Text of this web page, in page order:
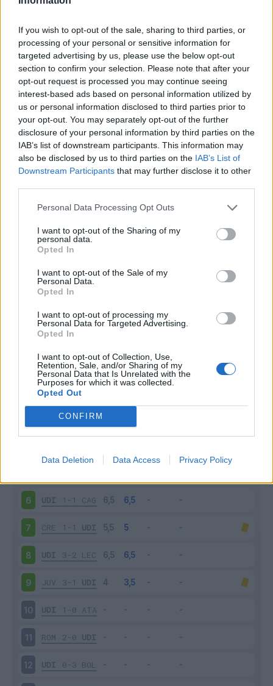
If you wish to opt-out of the sale, sharing to third parties, or
processing of your personal or sensitive information for
targeted advertising by us, please use the below opt-out
section to confirm your selection. Please note that after your
opt-out request is processed you may continue seeing
interest-based ads based on personal information utilized by
us or personal information disclosed to third parties prior to
your opt-out. You may separately opt-out of the further
disclosure of your personal information by third parties on the
IAB’s list of downstream participants. This information may
also be disclosed by us to third parties on the IAB’s List of
Downstream Participants that may further disclose it to other
Personal Data Processing Opt Outs
I want to opt-out of the Sharing of my
personal data.
Opted In
I want to opt-out of the Sale of my
Personal Data.
Opted In
I want to opt-out of processing my
Personal Data for Targeted Advertising.
Opted In
I want to opt-out of Collection, Use,
Retention, Sale, and/or Sharing of my
Personal Data that Is Unrelated with the
Purposes for which it was collected.
Opted Out
CONFIRM
Data Deletion Data Access Privacy Policy
Classic Mantra
Riepilogo stagione
Titolare 4 - 10
Entrato 4 - 10%
Squalificato 0 - 0%
Infortunato 0 - 0%
Scarica riepilogo
stagionale
UDI 1-1 VER
INT 1-2
0-1 UDI
6 UDI 1-1 CAG
7 CRE 1-1 UDI
8 UDI 3-2 LEC
9 JUV 3-1 UDI
10 UDI 1-0 ATA
11 ROM 2-0 UDI
12 UDI 0-3 BOL